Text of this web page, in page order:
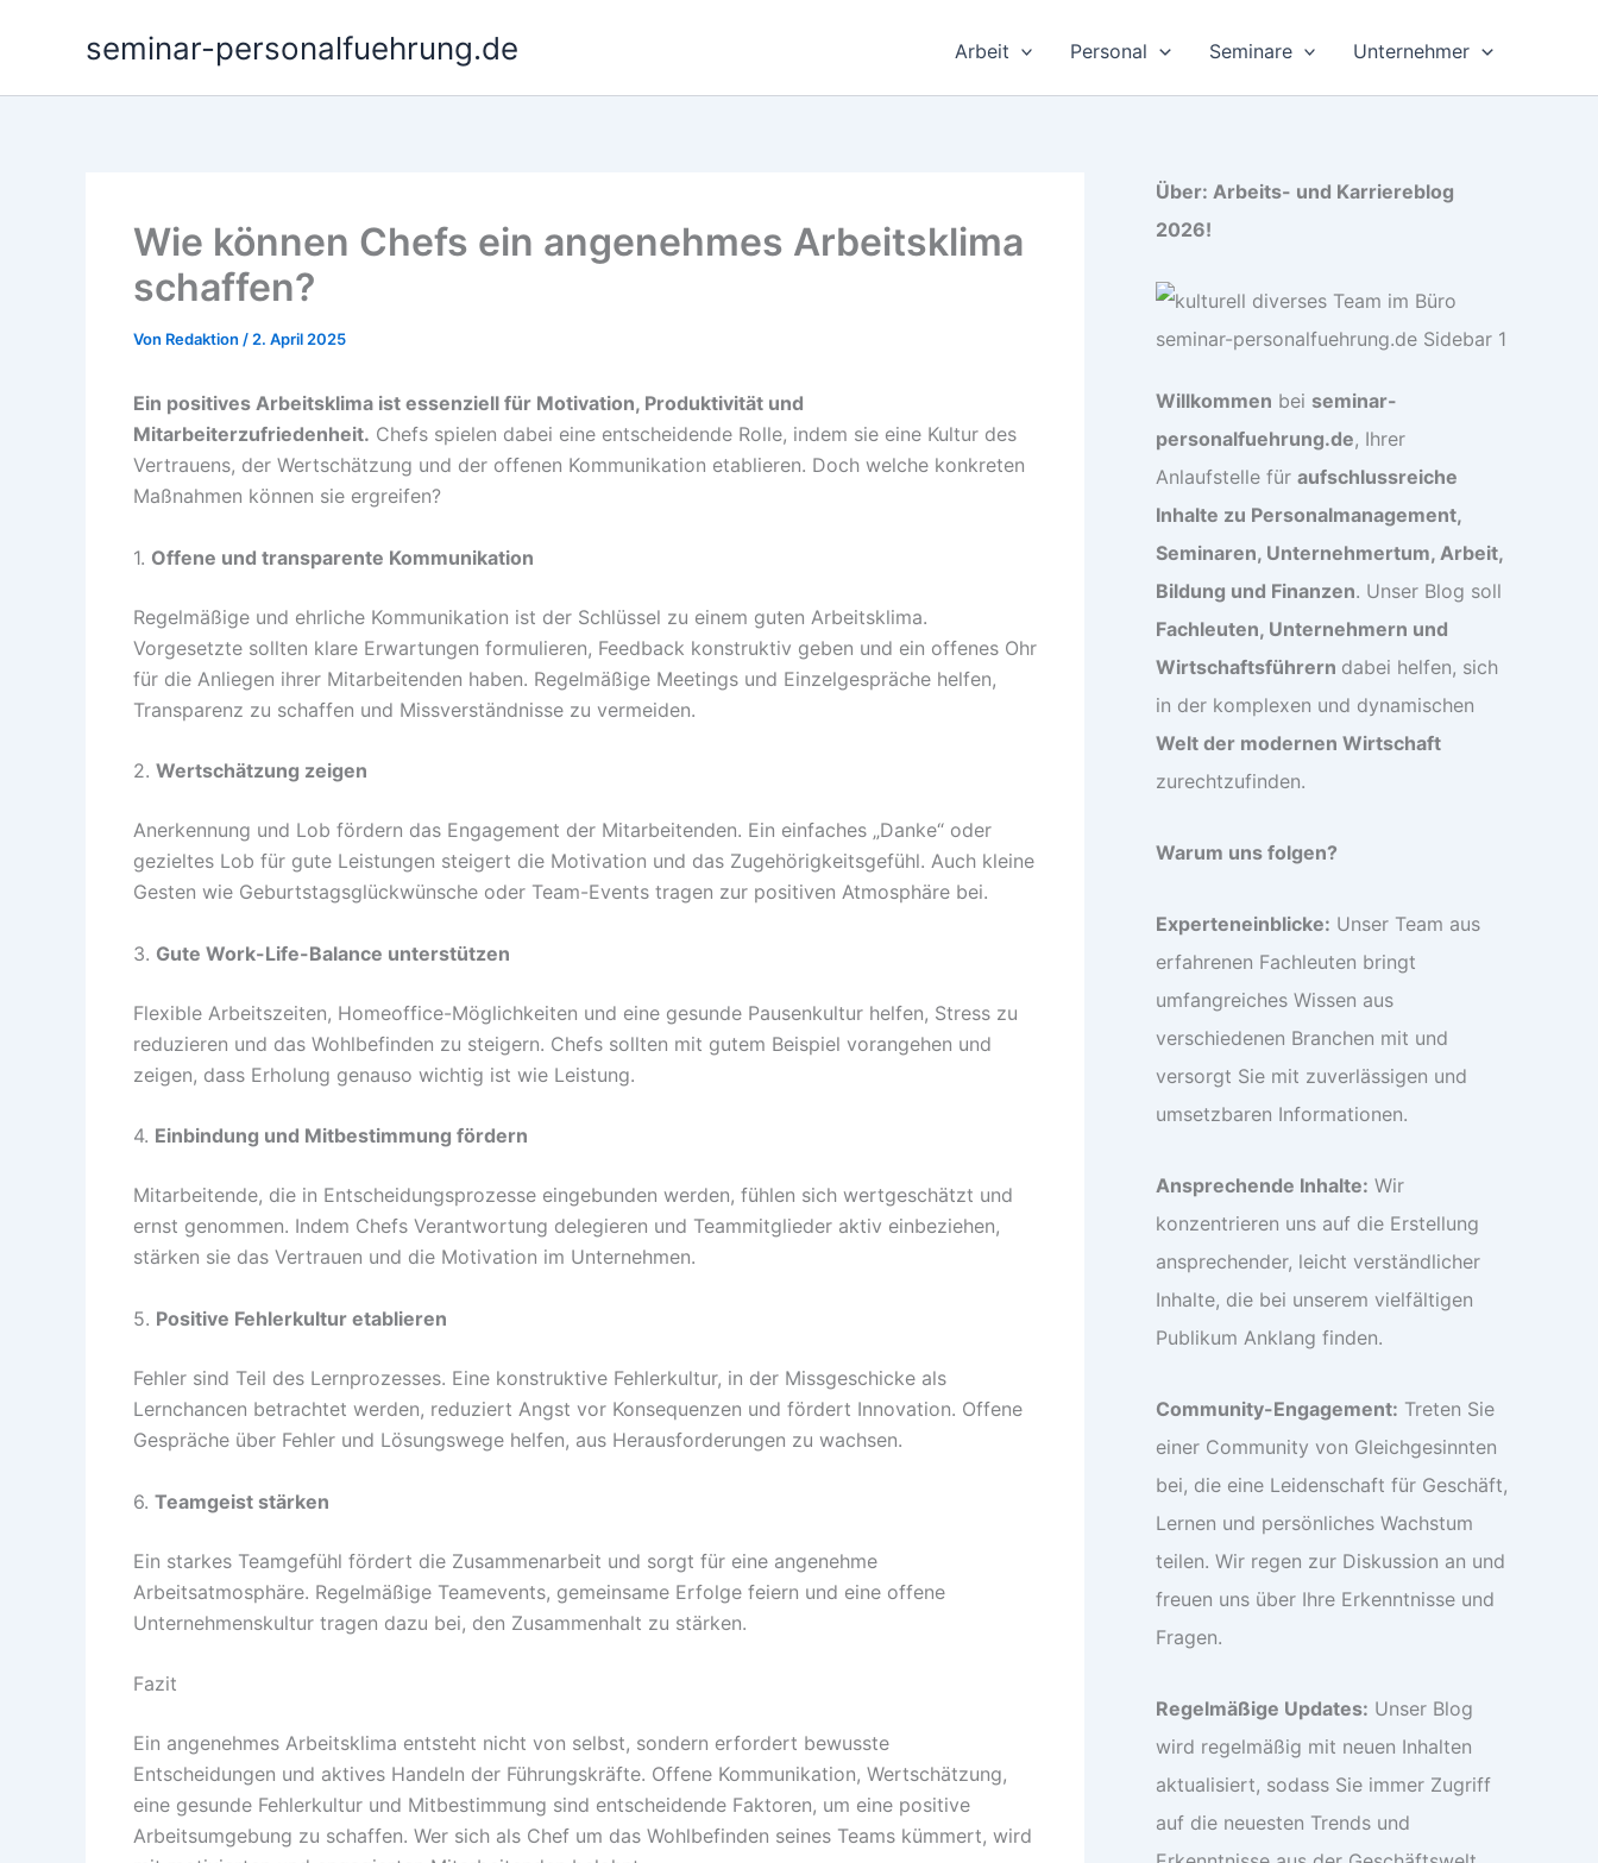
seminar-personalfuehrung.de Arbeit Personal Seminare Unternehmer
Wie können Chefs ein angenehmes Arbeitsklima
schaffen?
Von Redaktion / 2. April 2025
Ein positives Arbeitsklima ist essenziell für Motivation, Produktivität und
Mitarbeiterzufriedenheit. Chefs spielen dabei eine entscheidende Rolle, indem sie eine Kultur des
Vertrauens, der Wertschätzung und der offenen Kommunikation etablieren. Doch welche konkreten
Maßnahmen können sie ergreifen?
1. Offene und transparente Kommunikation
Regelmäßige und ehrliche Kommunikation ist der Schlüssel zu einem guten Arbeitsklima.
Vorgesetzte sollten klare Erwartungen formulieren, Feedback konstruktiv geben und ein offenes Ohr
für die Anliegen ihrer Mitarbeitenden haben. Regelmäßige Meetings und Einzelgespräche helfen,
Transparenz zu schaffen und Missverständnisse zu vermeiden.
2. Wertschätzung zeigen
Anerkennung und Lob fördern das Engagement der Mitarbeitenden. Ein einfaches „Danke“ oder
gezieltes Lob für gute Leistungen steigert die Motivation und das Zugehörigkeitsgefühl. Auch kleine
Gesten wie Geburtstagsglückwünsche oder Team-Events tragen zur positiven Atmosphäre bei.
3. Gute Work-Life-Balance unterstützen
Flexible Arbeitszeiten, Homeoffice-Möglichkeiten und eine gesunde Pausenkultur helfen, Stress zu
reduzieren und das Wohlbefinden zu steigern. Chefs sollten mit gutem Beispiel vorangehen und
zeigen, dass Erholung genauso wichtig ist wie Leistung.
4. Einbindung und Mitbestimmung fördern
Mitarbeitende, die in Entscheidungsprozesse eingebunden werden, fühlen sich wertgeschätzt und
ernst genommen. Indem Chefs Verantwortung delegieren und Teammitglieder aktiv einbeziehen,
stärken sie das Vertrauen und die Motivation im Unternehmen.
5. Positive Fehlerkultur etablieren
Fehler sind Teil des Lernprozesses. Eine konstruktive Fehlerkultur, in der Missgeschicke als
Lernchancen betrachtet werden, reduziert Angst vor Konsequenzen und fördert Innovation. Offene
Gespräche über Fehler und Lösungswege helfen, aus Herausforderungen zu wachsen.
6. Teamgeist stärken
Ein starkes Teamgefühl fördert die Zusammenarbeit und sorgt für eine angenehme
Arbeitsatmosphäre. Regelmäßige Teamevents, gemeinsame Erfolge feiern und eine offene
Unternehmenskultur tragen dazu bei, den Zusammenhalt zu stärken.
Fazit
Ein angenehmes Arbeitsklima entsteht nicht von selbst, sondern erfordert bewusste
Entscheidungen und aktives Handeln der Führungskräfte. Offene Kommunikation, Wertschätzung,
eine gesunde Fehlerkultur und Mitbestimmung sind entscheidende Faktoren, um eine positive
Arbeitsumgebung zu schaffen. Wer sich als Chef um das Wohlbefinden seines Teams kümmert, wird
Über: Arbeits- und Karriereblog
2026!
Willkommen bei seminar-
personalfuehrung.de, Ihrer
Anlaufstelle für aufschlussreiche
Inhalte zu Personalmanagement,
Seminaren, Unternehmertum, Arbeit,
Bildung und Finanzen. Unser Blog soll
Fachleuten, Unternehmern und
Wirtschaftsführern dabei helfen, sich
in der komplexen und dynamischen
Welt der modernen Wirtschaft
zurechtzufinden.
Warum uns folgen?
Experteneinblicke: Unser Team aus
erfahrenen Fachleuten bringt
umfangreiches Wissen aus
verschiedenen Branchen mit und
versorgt Sie mit zuverlässigen und
umsetzbaren Informationen.
Ansprechende Inhalte: Wir
konzentrieren uns auf die Erstellung
ansprechender, leicht verständlicher
Inhalte, die bei unserem vielfältigen
Publikum Anklang finden.
Community-Engagement: Treten Sie
einer Community von Gleichgesinnten
bei, die eine Leidenschaft für Geschäft,
Lernen und persönliches Wachstum
teilen. Wir regen zur Diskussion an und
freuen uns über Ihre Erkenntnisse und
Fragen.
Regelmäßige Updates: Unser Blog
wird regelmäßig mit neuen Inhalten
aktualisiert, sodass Sie immer Zugriff
auf die neuesten Trends und